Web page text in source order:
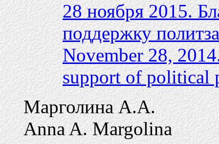
28 ноября 2015.
поддержку
November 28,
support of political
Марголина А.А.
Anna A. Margolina